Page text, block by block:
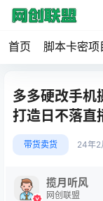
首页 脚本卡密项
多多硬改手机
打造日不落直
带货卖货 24年2
揽月听风
网创联盟